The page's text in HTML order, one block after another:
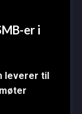
er i
leverer til